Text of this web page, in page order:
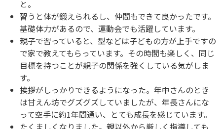
と。
習うと体が鍛えられるし、仲間もできて良かったです。
基礎体力があるので、運動会でも活躍しています。
親子で習っていると、型などは子どもの方が上手ですの
で家で教えてもらっています。その時間も楽しく、同じ
目標を持つことが親子の関係を強くしている気がしま
す。
挨拶がしっかりできるようになった。年中さんのとき
は甘えん坊でグズグズしていましたが、年長さんにな
って空手に約1年間通い、とても成長を感じています。